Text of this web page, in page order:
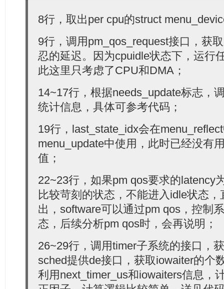
         data->needs_update = 0;
     }
data->last_state_idx =
/* Special case when user has set very strict
if
(unlikely(latency_req == 0))
return 0;
/* determine the expected residency time, round
data->next_timer_us =
     get_iowait_load(&nr_iowaiters, &cpu_load);
* Force the result of multiplication to be 64
     * operands are 32 bits.
     * Make sure to round up for half microseconds.
data->predicted_us = div_round64((uint64_t)data-
data->correction_factor[data-
                      RESOLUTION * DECAY);
     get_typical_interval(data);
/*
* duration / latency ratio. Adjust the latency
     * necessary.
     */
interactivity_req = data->predicted_us /
if (latency_req > interactivity_req)
         latency_req = interactivity_req;
8行，取出per cpu的struct
9行，调用pm_qos_request接口，获
忍的延迟。因为cpuidle状态下，运行
此这里只考虑了CPU和DMA；
14~17行，根据needs_update标志，
统计信息，具体可参考代码；
19行，last_state_idx会在
menu_update中使用，此时已经没有
值；
22~23行，如果pm qos要求的latency
比较苛刻的状态，不能进入idle状态
出，software可以通过pm qos，控制
态，后续分析pm qos时，会再说明；
26~29行，调用timer子系统的接口，
sched提供de接口，获取iowaiter的个
利用next_timer_us和iowaiters信息，